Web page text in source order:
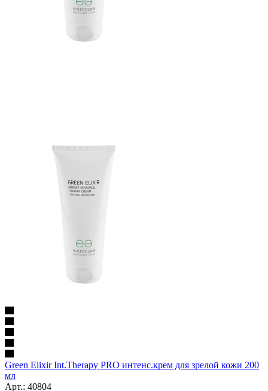
Green Elixir Int.Therapy PRO интенс.крем для зрелой кожи 200
мл
Арт.: 40804